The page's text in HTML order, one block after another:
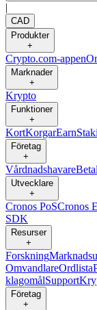
|
CAD
Produkter
+
Crypto.com-appen
Marknader
+
Krypto
Funktioner
+
KortKorgarEarn
Företag
+
Vårdnadshavare
Utvecklare
+
Cronos PoSCronos
SDK
Resurser
+
Forskning
OmvandlareOrdlista
klagomålSupport
Företag
+